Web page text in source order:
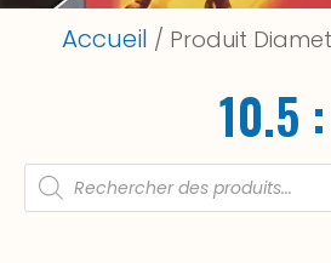
Accueil / Produit
10.5 :